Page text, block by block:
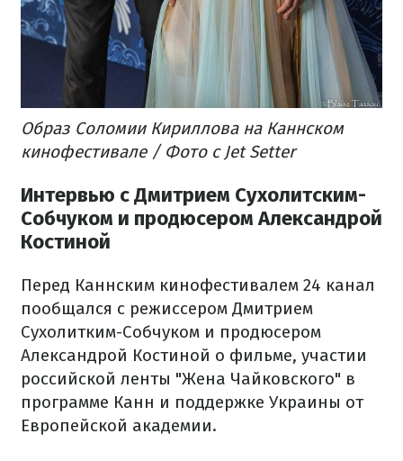
Образ Соломии Кириллова на Каннском
кинофестивале / Фото с Jet Setter
Интервью с Дмитрием Сухолитским-
Собчуком и продюсером Александрой
Костиной
Перед Каннским кинофестивалем 24 канал
пообщался с режиссером Дмитрием
Сухолитким-Собчуком и продюсером
Александрой Костиной о фильме, участии
российской ленты "Жена Чайковского" в
программе Канн и поддержке Украины от
Европейской академии.